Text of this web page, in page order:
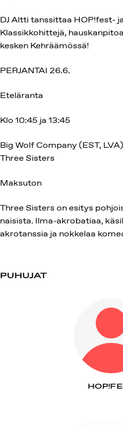
DJ Altti tanssittaa HOP!fest-
Klassikkohittejä,
kesken Kehräämössä!
PERJANTAI 26.6.
Eteläranta
Klo 10:45 ja 13:45
Big Wolf Company (EST,
Three Sisters
Maksuton
Three Sisters on esitys
naisista. Ilma-akrobatiaa,
akrotanssia ja nokkelaa
PUHUJAT